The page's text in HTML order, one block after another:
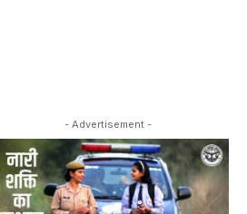
- Advertisement -